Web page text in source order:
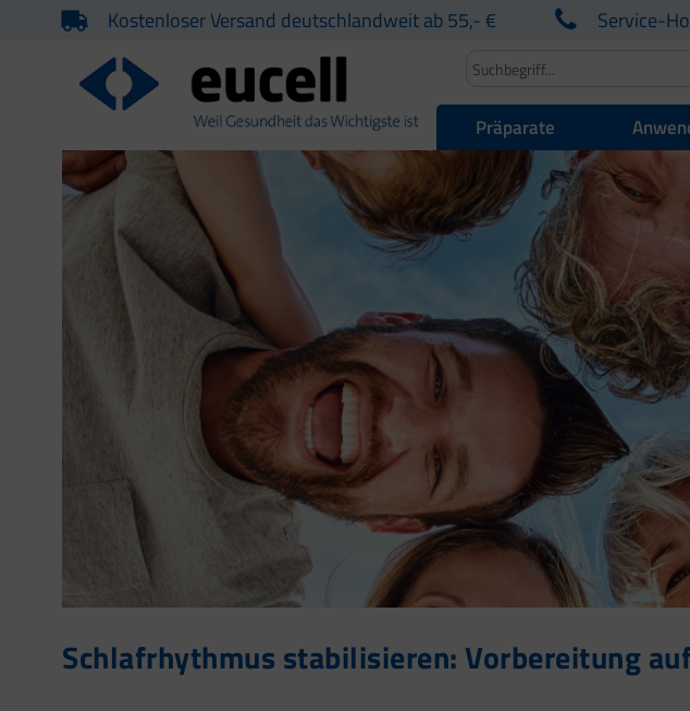
Kostenloser Versand deutschlandweit ab 55,- € Service-
Präparate
Schlafrhythmus stabilisieren: Vorbereitung